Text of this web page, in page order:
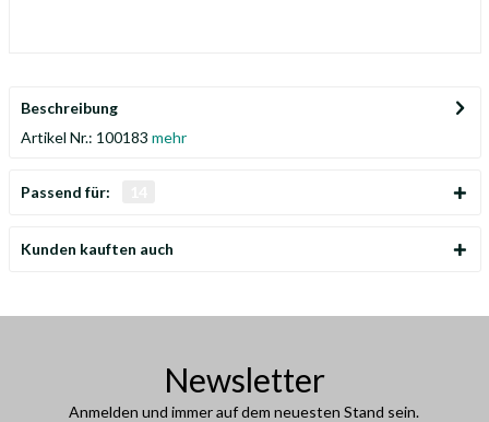
Beschreibung
Artikel Nr.: 100183 mehr
Passend für:
Kunden kauften auch
Newsletter
Anmelden und immer auf dem neuesten Stand sein.